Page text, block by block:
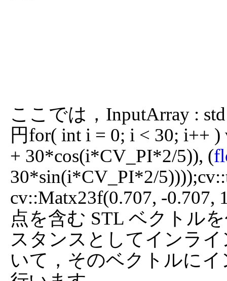
ここでは，InputArray :
円for( int i = 0; i < 30; i++ )
+ 30*cos(i*CV_PI*2/5)), (
30*sin(i*CV_PI*2/
cv::Matx23f(0.707, -0.707,
点を含む STL ベクトル
スタンスとしてインラ
いて，そのベクトルに